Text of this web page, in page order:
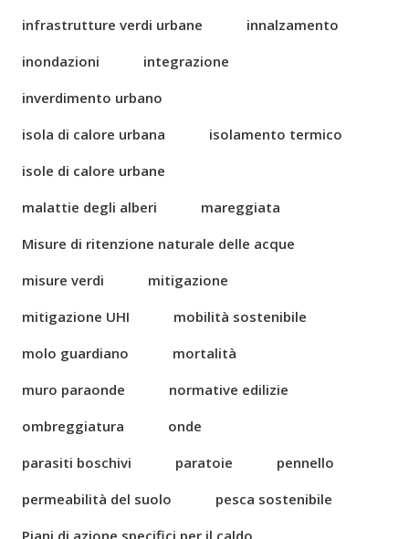
infrastrutture verdi urbane
innalzamento
inondazioni
integrazione
inverdimento urbano
isola di calore urbana
isolamento termico
isole di calore urbane
malattie degli alberi
mareggiata
Misure di ritenzione naturale delle acque
misure verdi
mitigazione
mitigazione UHI
mobilità sostenibile
molo guardiano
mortalità
muro paraonde
normative edilizie
ombreggiatura
onde
parasiti boschivi
paratoie
pennello
permeabilità del suolo
pesca sostenibile
Piani di azione specifici per il caldo